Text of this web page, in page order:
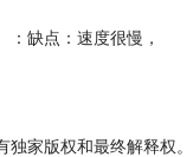
：缺点：速度很慢，
家版权和最终解释权。